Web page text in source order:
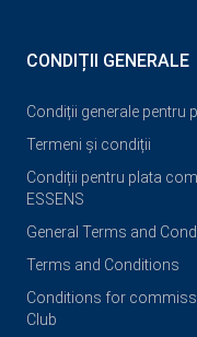
CONDIȚII GENERALE
Condiții generale pentru
Termeni și condiții
Condiții pentru plata
ESSENS
General Terms and
Terms and Conditions
Conditions for
Club